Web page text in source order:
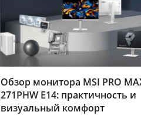
Обзор монитора MSI PRO
271PHW E14: практичность и
визуальный комфорт